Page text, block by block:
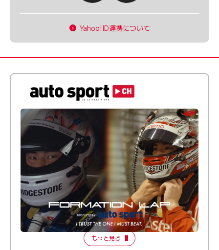
Yahoo!ID連携について
倒す相手を、信じてる。小林利徠斗 × 野村勇斗
【FORMATION LAP Produced by auto sport】
2026 Episode 2
もっと見る